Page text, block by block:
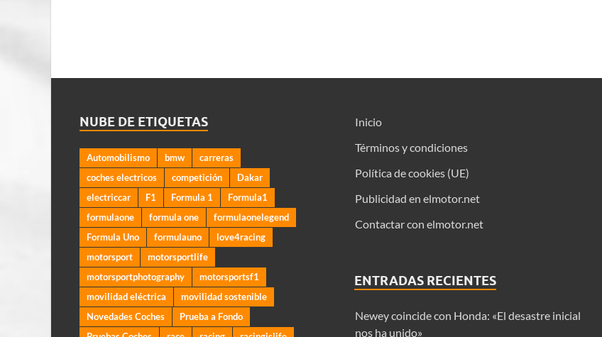
NUBE DE ETIQUETAS
Automobilismo bmw
carreras
coches electricos
competición
Dakar
electriccar
F1 Formula 1
Formula1
formulaone
formula one
formulaonelegend
Formula Uno
formulauno
love4racing
motorsport
motorsportlife
motorsportphotography
motorsportsf1
movilidad eléctrica
movilidad sostenible
Novedades Coches
Prueba a Fondo
Inicio
Términos y condiciones
Política de cookies (UE)
Publicidad en elmotor.net
Contactar con elmotor.net
ENTRADAS RECIENTES
Newey coincide con Honda: «El desastre inicial
nos ha unido»